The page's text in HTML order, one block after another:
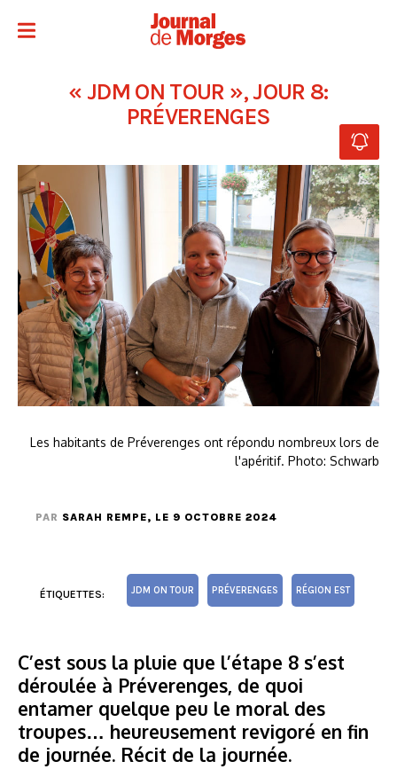
« JDM ON TOUR », JOUR 8:
PRÉVERENGES
Les habitants de Préverenges ont répondu nombreux lors de
l'apéritif. Photo: Schwarb
PAR SARAH REMPE, LE 9 OCTOBRE 2024
ÉTIQUETTES: JDM ON TOUR PRÉVERENGES RÉGION EST
C’est sous la pluie que l’étape 8 s’est
déroulée à Préverenges, de quoi
entamer quelque peu le moral des
troupes… heureusement revigoré en fin
de journée. Récit de la journée.